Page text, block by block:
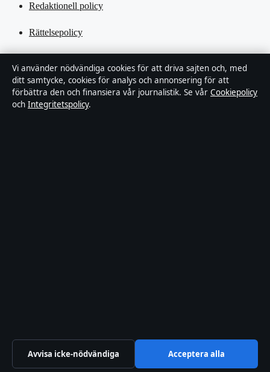
Redaktionell policy
Rättelsepolicy
Kändisar & integritet
Integritetspolicy
Vi använder nödvändiga cookies för att driva sajten och, med
ditt samtycke, cookies för analys och annonsering för att
förbättra den och finansiera vår journalistik. Se vår Cookiepolicy
och Integritetspolicy.
Avvisa icke-nödvändiga Acceptera alla